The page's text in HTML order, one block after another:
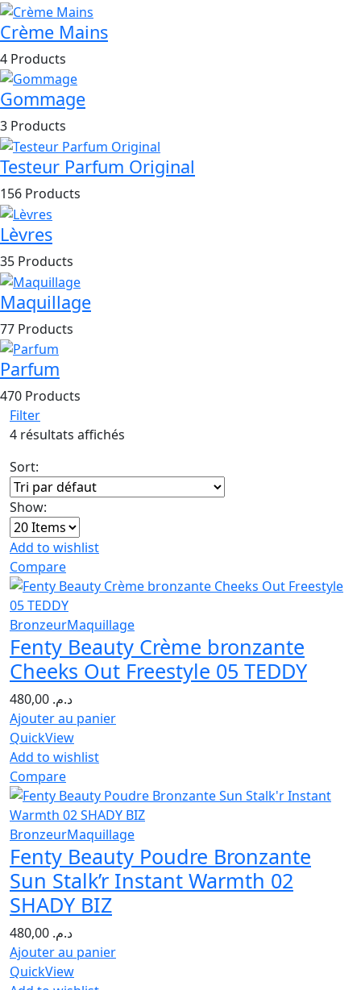
Crème Mains
4 Products
Gommage
3 Products
Testeur Parfum Original
156 Products
Lèvres
35 Products
Maquillage
77 Products
Parfum
470 Products
Filter
4 résultats affichés
Sort:
Show:
Add to wishlist
Compare
BronzeurMaquillage
Fenty Beauty Crème bronzante
Cheeks Out Freestyle 05 TEDDY
د.م.
Ajouter au panier
QuickView
Add to wishlist
Compare
BronzeurMaquillage
Fenty Beauty Poudre Bronzante
Sun Stalk’r Instant Warmth 02
SHADY BIZ
د.م.
Ajouter au panier
QuickView